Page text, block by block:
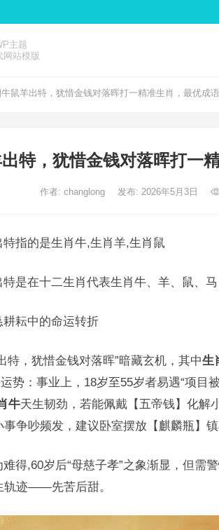
主题
网站模版
鼠羊出特，犹惜金钱对落晖打一精准生肖，最优成
特，犹惜金钱对落晖打一
作者: changlong 发布: 2026年5月3日
指的是生肖牛,生肖羊,生肖鼠
是在十二生肖代表生肖牛、羊、鼠、
耕耘中的命运转折
特，犹惜金钱对落晖”暗藏玄机，其中生
势：事业上，18岁至55岁者易遇“项目
牛天生韧劲，若能佩戴【五帝钱】化解
事争吵频发，建议卧室摆放【麒麟瓶】镇
得,60岁后“母慈子孝”之象渐显，但需警
轨迹——先苦后甜。